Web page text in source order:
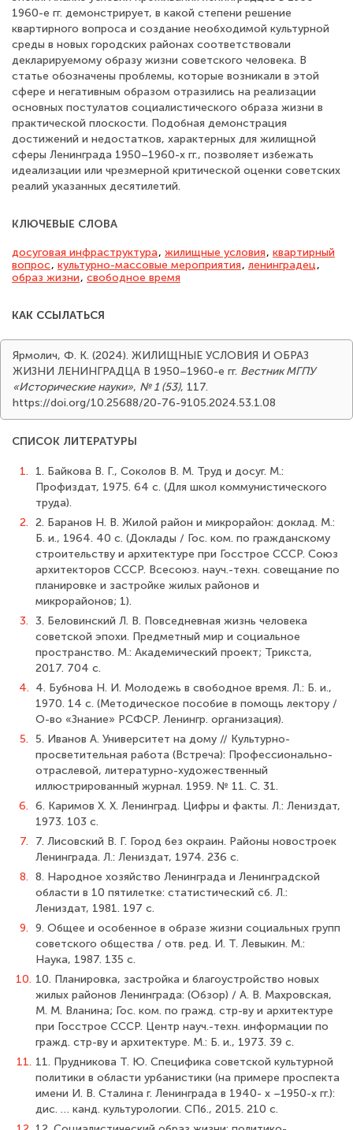
1960-е гг. демонстрирует, в какой степени решение
квартирного вопроса и создание необходимой культурной
среды в новых городских районах соответствовали
декларируемому образу жизни советского человека. В
статье обозначены проблемы, которые возникали в этой
сфере и негативным образом отразились на реализации
основных постулатов социалистического образа жизни в
практической плоскости. Подобная демонстрация
достижений и недостатков, характерных для жилищной
сферы Ленинграда 1950–1960-х гг., позволяет избежать
идеализации или чрезмерной критической оценки советских
реалий указанных десятилетий.
КЛЮЧЕВЫЕ СЛОВА
досуговая инфраструктура, жилищные условия, квартирный
вопрос, культурно-массовые мероприятия, ленинградец,
образ жизни, свободное время
КАК ССЫЛАТЬСЯ
Ярмолич, Ф. К. (2024). ЖИЛИЩНЫЕ УСЛОВИЯ И ОБРАЗ
ЖИЗНИ ЛЕНИНГРАДЦА В 1950–1960-е гг. Вестник МГПУ
«Исторические науки», № 1 (53), 117.
https://doi.org/10.25688/20-76-9105.2024.53.1.08
СПИСОК ЛИТЕРАТУРЫ
1.
1. Байкова В. Г., Соколов В. М. Труд и досуг. М.:
Профиздат, 1975. 64 с. (Для школ коммунистического
труда).
2. 2. Баранов Н. В. Жилой район и микрорайон: доклад. М.:
Б. и., 1964. 40 с. (Доклады / Гос. ком. по гражданскому
строительству и архитектуре при Госстрое СССР. Союз
архитекторов СССР. Всесоюз. науч.-техн. совещание по
планировке и застройке жилых районов и
микрорайонов; 1).
3. 3. Беловинский Л. В. Повседневная жизнь человека
советской эпохи. Предметный мир и социальное
пространство. М.: Академический проект; Трикста,
2017. 704 с.
4. 4. Бубнова Н. И. Молодежь в свободное время. Л.: Б. и.,
1970. 14 с. (Методическое пособие в помощь лектору /
О-во «Знание» РСФСР. Ленингр. организация).
5. 5. Иванов А. Университет на дому // Культурно-
просветительная работа (Встреча): Профессионально-
отраслевой, литературно-художественный
иллюстрированный журнал. 1959. № 11. С. 31.
6. 6. Каримов Х. Х. Ленинград. Цифры и факты. Л.: Лениздат,
1973. 103 с.
7.
7. Лисовский В. Г. Город без окраин. Районы новостроек
Ленинграда. Л.: Лениздат, 1974. 236 с.
8. 8. Народное хозяйство Ленинграда и Ленинградской
области в 10 пятилетке: статистический сб. Л.:
Лениздат, 1981. 197 с.
9. 9. Общее и особенное в образе жизни социальных групп
советского общества / отв. ред. И. Т. Левыкин. М.:
Наука, 1987. 135 с.
10. 10. Планировка, застройка и благоустройство новых
жилых районов Ленинграда: (Обзор) / А. В. Махровская,
М. М. Вланина; Гос. ком. по гражд. стр-ву и архитектуре
при Госстрое СССР. Центр науч.-техн. информации по
гражд. стр-ву и архитектуре. М.: Б. и., 1973. 39 с.
11. 11. Прудникова Т. Ю. Специфика советской культурной
политики в области урбанистики (на примере проспекта
имени И. В. Сталина г. Ленинграда в 1940- х –1950-х гг.):
дис. … канд. культурологии. СПб., 2015. 210 с.